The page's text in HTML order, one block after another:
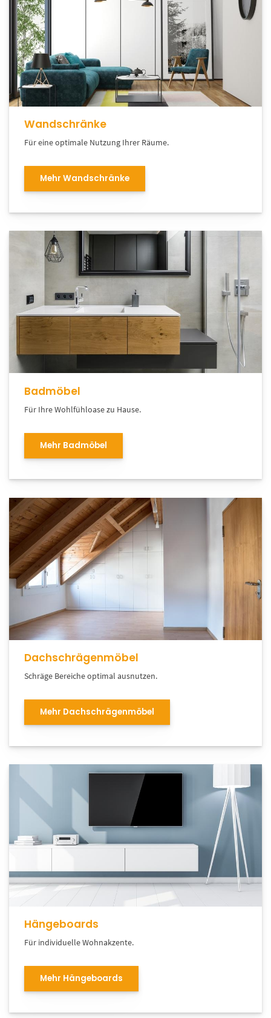
Wandschränke
Für eine optimale Nutzung Ihrer Räume.
Mehr Wandschränke
Badmöbel
Für Ihre Wohlfühloase zu Hause.
Mehr Badmöbel
Dachschrägenmöbel
Schräge Bereiche optimal ausnutzen.
Mehr Dachschrägenmöbel
Hängeboards
Für individuelle Wohnakzente.
Mehr Hängeboards